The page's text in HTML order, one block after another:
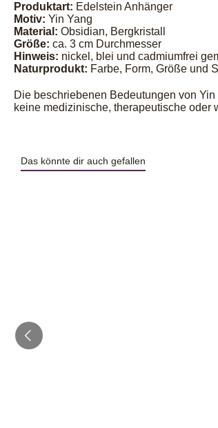
Produktart: Edelstein Anhänger
Motiv: Yin Yang
Material: Obsidian, Bergkristall
Größe: ca. 3 cm Durchmesser
Hinweis: nickel, blei und cadmiumfrei
Naturprodukt: Farbe, Form, Größe und
Die beschriebenen Bedeutungen von
keine medizinische, therapeutische oder
Das könnte dir auch gefallen